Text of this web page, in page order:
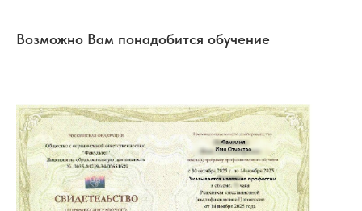
Возможно Вам понадобится обучение